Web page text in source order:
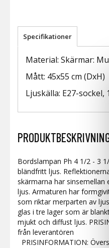
Specifikationer
Material: Skärmar:
Mått: 45x55 cm (DxH)
Ljuskälla: E27-sockel,
Bordslampan Ph 4 1/2 - 3
bländfritt ljus.
skärmarna har
ljus. Armaturen har
som riktar merparten av
glas i tre lager som är
mjukt och diffust ljus.
från leverantören
PRISINFORMATION: